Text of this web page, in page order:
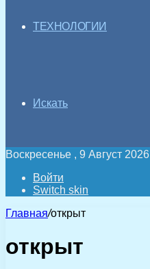
ТЕХНОЛОГИИ
Искать
Воскресенье , 9 Август 2026
Войти
Switch skin
Главная/открыт
открыт